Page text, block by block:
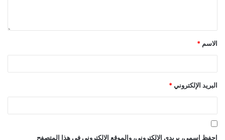
الاسم *
البريد الإلكتروني *
احفظ اسمي، بريدي الإلكتروني، والموقع الإلكتروني في هذا المتصفح